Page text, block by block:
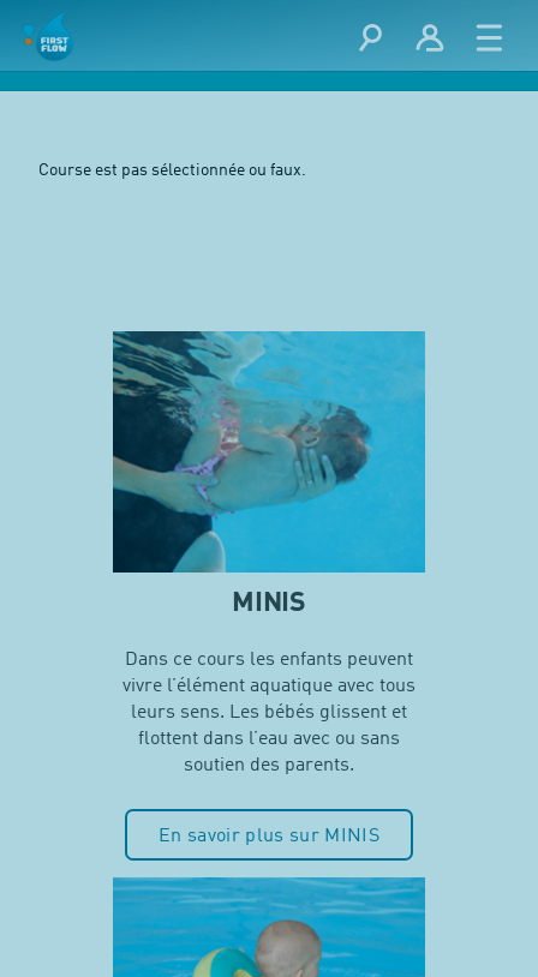
Course est pas sélectionnée ou faux.
MINIS
Dans ce cours les enfants peuvent
vivre l’élément aquatique avec tous
leurs sens. Les bébés glissent et
flottent dans l’eau avec ou sans
soutien des parents.
En savoir plus sur MINIS